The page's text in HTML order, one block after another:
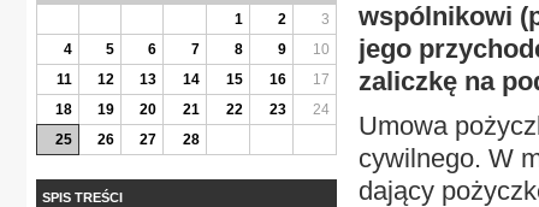
wspólnikowi
jego
zaliczkę na
Umowa
cywilnego. W
dający
1
2
3
4
5 6 7 8 9
10
11
12 13 14 15 16
17
18
19 20 21 22 23
24
25
26 27 28
SPIS TREŚCI